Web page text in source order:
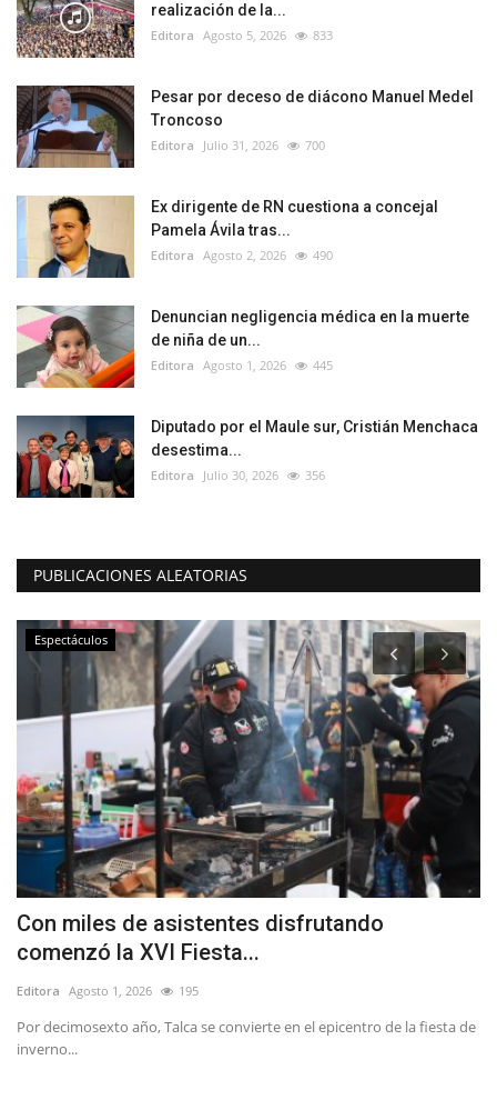
realización de la...
Editora Agosto 5, 2026 833
Pesar por deceso de diácono Manuel Medel
Troncoso
Editora Julio 31, 2026 700
Ex dirigente de RN cuestiona a concejal
Pamela Ávila tras...
Editora Agosto 2, 2026 490
Denuncian negligencia médica en la muerte
de niña de un...
Editora Agosto 1, 2026 445
Diputado por el Maule sur, Cristián Menchaca
desestima...
Editora Julio 30, 2026 356
PUBLICACIONES ALEATORIAS
Espectáculos
Con miles de asistentes disfrutando
comenzó la XVI Fiesta...
Editora Agosto 1, 2026 195
Por decimosexto año, Talca se convierte en el epicentro de la fiesta de
inverno...